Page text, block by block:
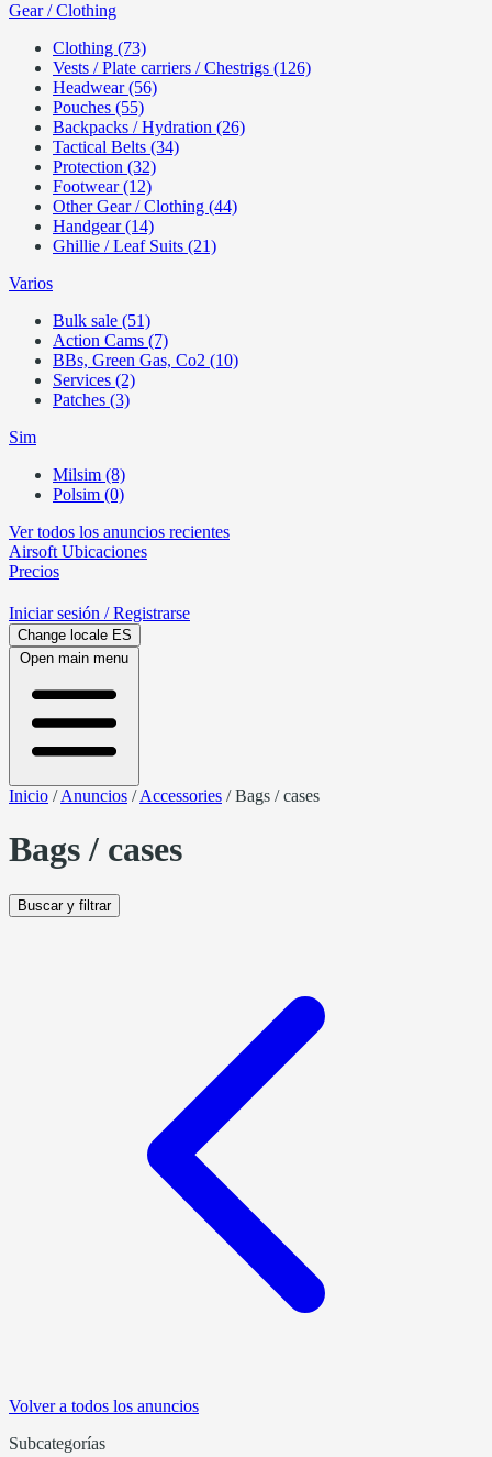
Gear / Clothing
Clothing (73)
Vests / Plate carriers / Chestrigs (126)
Headwear (56)
Pouches (55)
Backpacks / Hydration (26)
Tactical Belts (34)
Protection (32)
Footwear (12)
Other Gear / Clothing (44)
Handgear (14)
Ghillie / Leaf Suits (21)
Varios
Bulk sale (51)
Action Cams (7)
BBs, Green Gas, Co2 (10)
Services (2)
Patches (3)
Sim
Milsim (8)
Polsim (0)
Ver todos los anuncios recientes
Airsoft Ubicaciones
Precios
Iniciar sesión / Registrarse
Change locale ES
Open main menu
Inicio /Anuncios /Accessories /Bags / cases
Bags / cases
Buscar y filtrar
Volver a todos los anuncios
Subcategorías